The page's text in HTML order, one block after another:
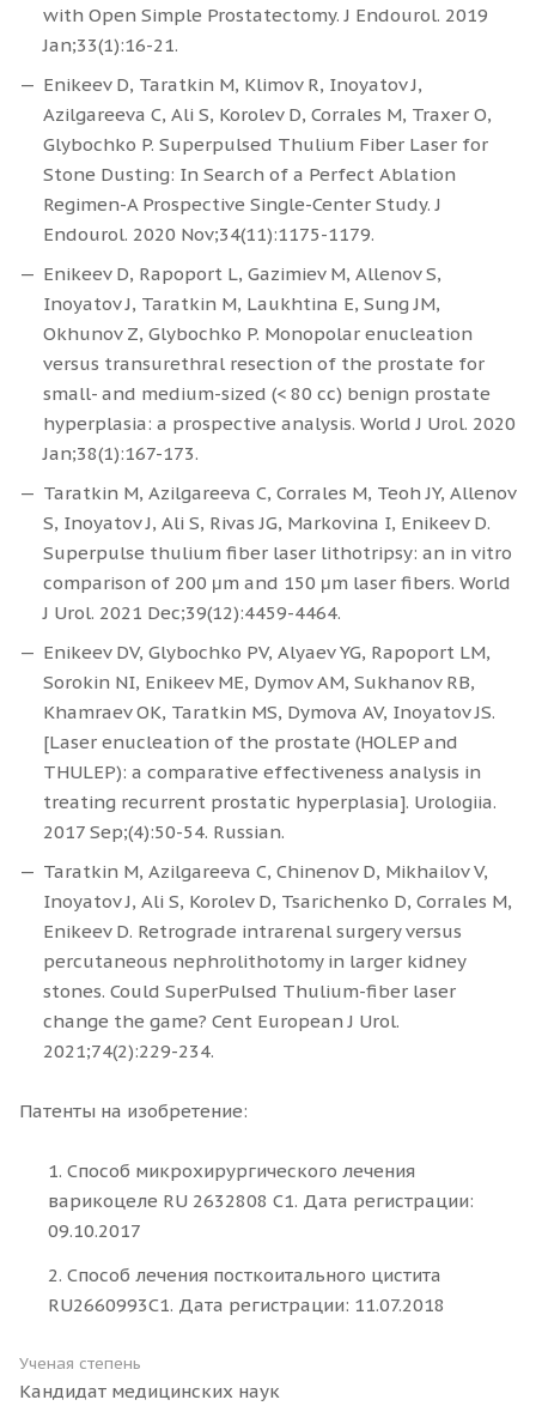
with Open Simple Prostatectomy. J Endourol. 2019
Jan;33(1):16-21.
Enikeev D, Taratkin M, Klimov R, Inoyatov J,
Azilgareeva C, Ali S, Korolev D, Corrales M, Traxer O,
Glybochko P. Superpulsed Thulium Fiber Laser for
Stone Dusting: In Search of a Perfect Ablation
Regimen-A Prospective Single-Center Study. J
Endourol. 2020 Nov;34(11):1175-1179.
Enikeev D, Rapoport L, Gazimiev M, Allenov S,
Inoyatov J, Taratkin M, Laukhtina E, Sung JM,
Okhunov Z, Glybochko P. Monopolar enucleation
versus transurethral resection of the prostate for
small- and medium-sized (< 80 cc) benign prostate
hyperplasia: a prospective analysis. World J Urol. 2020
Jan;38(1):167-173.
Taratkin M, Azilgareeva C, Corrales M, Teoh JY, Allenov
S, Inoyatov J, Ali S, Rivas JG, Markovina I, Enikeev D.
Superpulse thulium fiber laser lithotripsy: an in vitro
comparison of 200 μm and 150 μm laser fibers. World
J Urol. 2021 Dec;39(12):4459-4464.
Enikeev DV, Glybochko PV, Alyaev YG, Rapoport LM,
Sorokin NI, Enikeev ME, Dymov AM, Sukhanov RB,
Khamraev OK, Taratkin MS, Dymova AV, Inoyatov JS.
[Laser enucleation of the prostate (HOLEP and
THULEP): a comparative effectiveness analysis in
treating recurrent prostatic hyperplasia]. Urologiia.
2017 Sep;(4):50-54. Russian.
Taratkin M, Azilgareeva C, Chinenov D, Mikhailov V,
Inoyatov J, Ali S, Korolev D, Tsarichenko D, Corrales M,
Enikeev D. Retrograde intrarenal surgery versus
percutaneous nephrolithotomy in larger kidney
stones. Could SuperPulsed Thulium-fiber laser
change the game? Cent European J Urol.
2021;74(2):229-234.
Патенты на изобретение:
1. Способ микрохирургического лечения
варикоцеле RU 2632808 C1. Дата регистрации:
09.10.2017
2. Способ лечения посткоитального цистита
RU2660993C1. Дата регистрации: 11.07.2018
Ученая степень
Кандидат медицинских наук